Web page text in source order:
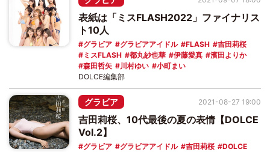
表紙は「ミスFLASH2022」ファイナリス
ト10人
グラビア グラビアアイドル FLASH
吉田莉桜
ミスFLASH
都丸紗也華 伊藤愛真
濱田よりか
森田哲矢
川村ゆい 小町まい
DOLCE編集部
グラビア
吉田莉桜、10代最後の夏の表情【DOLCE
Vol.2】
グラビア グラビアアイドル 吉田莉桜 DOLCE
2021-08-27 19:00